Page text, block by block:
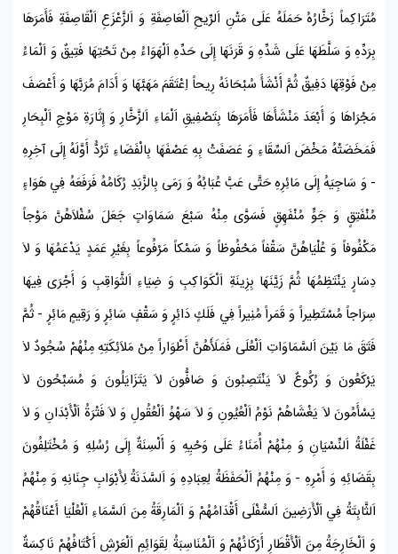
مُتَرَاكِماً زَخَّارُهُ حَمَلَهُ عَلَى مَتْنِ اَلرِّيحِ اَلْعَاصِفَةِ وَ اَلزَّعْزَعِ اَلْقَاصِفَةِ فَأَمَرَهَا
بِرَدِّهِ وَ سَلَّطَهَا عَلَى شَدِّهِ وَ قَرَنَهَا إِلَى حَدِّهِ اَلْهَوَاءُ مِنْ تَحْتِهَا فَتِيقٌ وَ اَلْمَاءُ
مِنْ فَوْقِهَا دَفِيقٌ ثُمَّ أَنْشَأَ سُبْحَانَهُ رِيحاً اِعْتَقَمَ مَهَبَّهَا وَ أَدَامَ مُرَبَّهَا وَ أَعْصَفَ
مَجْرَاهَا وَ أَبْعَدَ مَنْشَأَهَا فَأَمَرَهَا بِتَصْفِيقِ اَلْمَاءِ اَلزَّخَّارِ وَ إِثَارَةِ مَوْجِ اَلْبِحَارِ
فَمَخَضَتْهُ مَخْضَ اَلسِّقَاءِ وَ عَصَفَتْ بِهِ عَصْفَهَا بِالْفَضَاءِ تَرُدُّ أَوَّلَهُ إِلَى آخِرِهِ
- وَ سَاجِيَهُ إِلَى مَائِرِهِ حَتَّى عَبَّ عُبَابُهُ وَ رَمَى بِالزَّبَدِ رُكَامُهُ فَرَفَعَهُ فِي هَوَاءٍ
مُنْفَتِقٍ وَ جَوٍّ مُنْفَهِقٍ فَسَوَّى مِنْهُ سَبْعَ سَمَاوَاتٍ جَعَلَ سُفْلاَهُنَّ مَوْجاً
مَكْفُوفاً وَ عُلْيَاهُنَّ سَقْفاً مَحْفُوظاً وَ سَمْكاً مَرْفُوعاً بِغَيْرِ عَمَدٍ يَدْعَمُهَا وَ لاَ
دِسَارٍ يَنْتَظِمُهَا ثُمَّ زَيَّنَهَا بِزِينَةِ اَلْكَوَاكِبِ وَ ضِيَاءِ اَلثَّوَاقِبِ وَ أَجْرَى فِيهَا
سِرَاجاً مُسْتَطِيراً وَ قَمَراً مُنِيراً فِي فَلَكٍ دَائِرٍ وَ سَقْفٍ سَائِرٍ وَ رَقِيمٍ مَائِرٍ - ثُمَّ
فَتَقَ مَا بَيْنَ اَلسَّمَاوَاتِ اَلْعُلَى فَمَلَأَهُنَّ أَطْوَاراً مِنْ مَلاَئِكَتِهِ مِنْهُمْ سُجُودٌ لاَ
يَرْكَعُونَ وَ رُكُوعٌ لاَ يَنْتَصِبُونَ وَ صَافُّونَ لاَ يَتَزَايَلُونَ وَ مُسَبِّحُونَ لاَ
يَسْأَمُونَ لاَ يَغْشَاهُمْ نَوْمُ اَلْعُيُونِ وَ لاَ سَهْوُ اَلْعُقُولِ وَ لاَ فَتْرَةُ اَلْأَبْدَانِ وَ لاَ
غَفْلَةُ اَلنِّسْيَانِ وَ مِنْهُمْ أُمَنَاءُ عَلَى وَحْيِهِ وَ أَلْسِنَةٌ إِلَى رُسُلِهِ وَ مُخْتَلِفُونَ
بِقَضَائِهِ وَ أَمْرِهِ - وَ مِنْهُمُ اَلْحَفَظَةُ لِعِبَادِهِ وَ اَلسَّدَنَةُ لِأَبْوَابِجِنَانِهِ وَ مِنْهُمُ
اَلثَّابِتَةُ فِي اَلْأَرَضِينَ اَلسُّفْلَى أَقْدَامُهُمْ وَ اَلْمَارِقَةُ مِنَ اَلسَّمَاءِ اَلْعُلْيَا أَعْنَاقُهُمْ
وَ اَلْخَارِجَةُ مِنَ اَلْأَقْطَارِ أَرْكَانُهُمْ وَ اَلْمُنَاسِبَةُ لِقَوَائِمِ اَلْعَرْشِ أَكْتَافُهُمْ نَاكِسَةٌ